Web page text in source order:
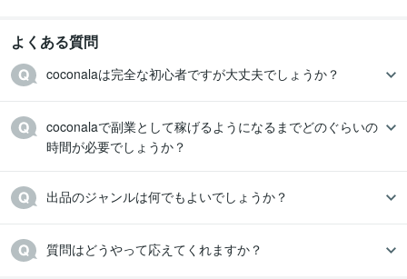
よくある質問
coconalaは完全な初心者ですが大丈夫でしょうか？
coconalaで副業として稼げるようになるまでどのぐらいの
時間が必要でしょうか？
出品のジャンルは何でもよいでしょうか？
質問はどうやって応えてくれますか？